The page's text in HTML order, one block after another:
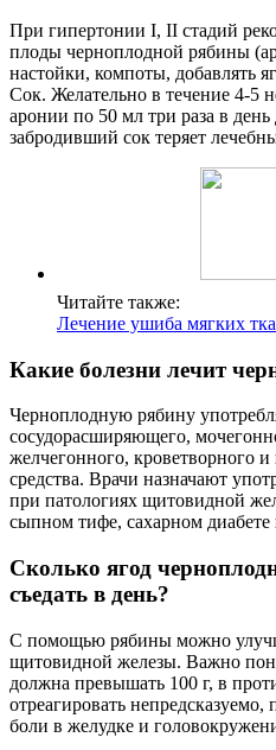
При гипертонии I, II стадий
плоды черноплодной рябины
настойки, компоты, добавлять
Сок. Желательно в течение 4-5
аронии по 50 мл три раза в
забродивший сок теряет
Читайте также:
Лечение ушиба мягких
Какие болезни лечит
Черноплодную рябину
сосудорасширяющего,
желчегонного, кроветворного
средства. Врачи назначают
при патологиях щитовидной
сыпном тифе, сахарном диабете
Сколько ягод
съедать в день?
С помощью рябины можно
щитовидной железы. Важно
должна превышать 100 г, в
отреагировать
боли в желудке и